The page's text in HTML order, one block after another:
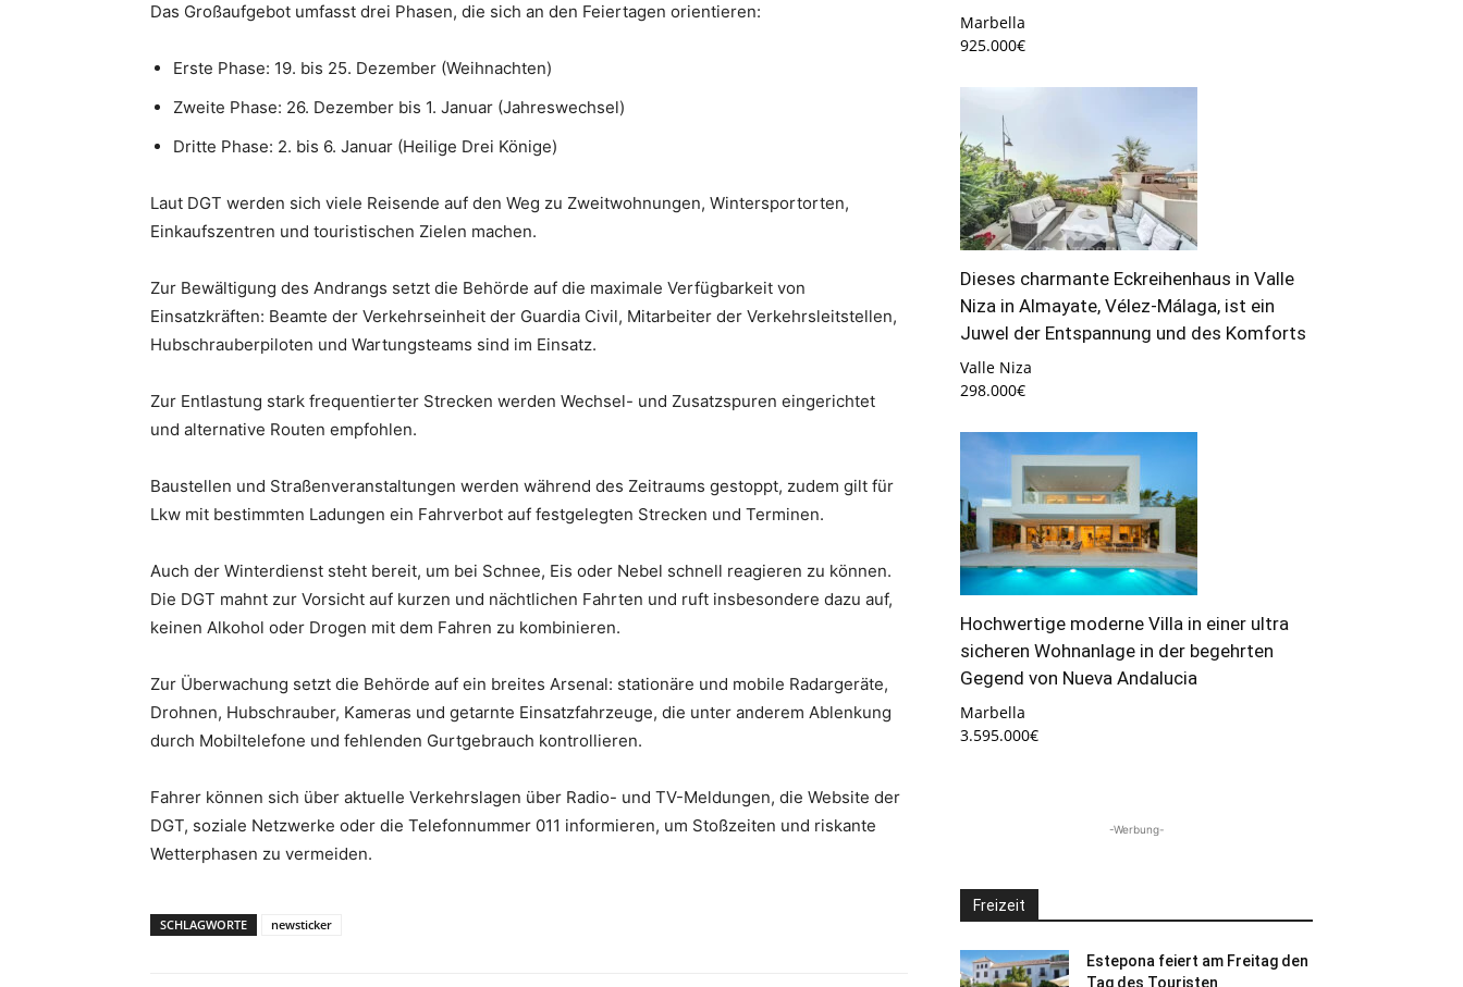
Das Großaufgebot umfasst drei Phasen, die sich an den Feiertagen orientieren:
Erste Phase: 19. bis 25. Dezember (Weihnachten)
Zweite Phase: 26. Dezember bis 1. Januar (Jahreswechsel)
Dritte Phase: 2. bis 6. Januar (Heilige Drei Könige)
Laut DGT werden sich viele Reisende auf den Weg zu Zweitwohnungen, Wintersportorten,
Einkaufszentren und touristischen Zielen machen.
Zur Bewältigung des Andrangs setzt die Behörde auf die maximale Verfügbarkeit von
Einsatzkräften: Beamte der Verkehrseinheit der Guardia Civil, Mitarbeiter der Verkehrsleitstellen,
Hubschrauberpiloten und Wartungsteams sind im Einsatz.
Zur Entlastung stark frequentierter Strecken werden Wechsel- und Zusatzspuren eingerichtet
und alternative Routen empfohlen.
Baustellen und Straßenveranstaltungen werden während des Zeitraums gestoppt, zudem gilt für
Lkw mit bestimmten Ladungen ein Fahrverbot auf festgelegten Strecken und Terminen.
Auch der Winterdienst steht bereit, um bei Schnee, Eis oder Nebel schnell reagieren zu können.
Die DGT mahnt zur Vorsicht auf kurzen und nächtlichen Fahrten und ruft insbesondere dazu auf,
keinen Alkohol oder Drogen mit dem Fahren zu kombinieren.
Zur Überwachung setzt die Behörde auf ein breites Arsenal: stationäre und mobile Radargeräte,
Drohnen, Hubschrauber, Kameras und getarnte Einsatzfahrzeuge, die unter anderem Ablenkung
durch Mobiltelefone und fehlenden Gurtgebrauch kontrollieren.
Fahrer können sich über aktuelle Verkehrslagen über Radio- und TV-Meldungen, die Website der
DGT, soziale Netzwerke oder die Telefonnummer 011 informieren, um Stoßzeiten und riskante
Wetterphasen zu vermeiden.
SCHLAGWORTE newsticker
Marbella
925.000€
Dieses charmante Eckreihenhaus in Valle
Niza in Almayate, Vélez-Málaga, ist ein
Juwel der Entspannung und des Komforts
Valle Niza
298.000€
Hochwertige moderne Villa in einer ultra
sicheren Wohnanlage in der begehrten
Gegend von Nueva Andalucia
Marbella
3.595.000€
-Werbung-
Freizeit
Estepona feiert am Freitag den
Tag des Touristen